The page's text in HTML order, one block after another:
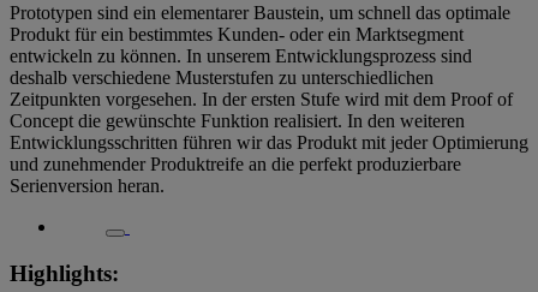
Prototypen sind ein elementarer Baustein, um schnell das optimale
Produkt für ein bestimmtes Kunden- oder ein Marktsegment
entwickeln zu können. In unserem Entwicklungsprozess sind
deshalb verschiedene Musterstufen zu unterschiedlichen
Zeitpunkten vorgesehen. In der ersten Stufe wird mit dem Proof of
Concept die gewünschte Funktion realisiert. In den weiteren
Entwicklungsschritten führen wir das Produkt mit jeder Optimierung
und zunehmender Produktreife an die perfekt produzierbare
Serienversion heran.
Highlights: